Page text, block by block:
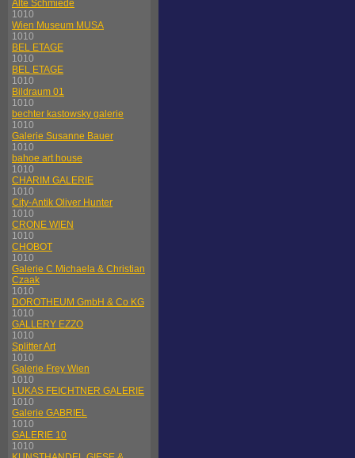
Alte Schmiede
1010
Wien Museum MUSA
1010
BEL ETAGE
1010
BEL ETAGE
1010
Bildraum 01
1010
bechter kastowsky galerie
1010
Galerie Susanne Bauer
1010
bahoe art house
1010
CHARIM GALERIE
1010
City-Antik Oliver Hunter
1010
CRONE WIEN
1010
CHOBOT
1010
Galerie C Michaela & Christian
Czaak
1010
DOROTHEUM GmbH & Co KG
1010
GALLERY EZZO
1010
Splitter Art
1010
Galerie Frey Wien
1010
LUKAS FEICHTNER GALERIE
1010
Galerie GABRIEL
1010
GALERIE 10
1010